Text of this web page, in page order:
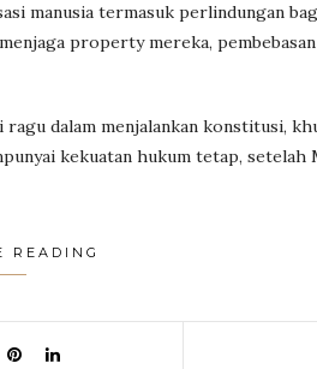
manusia termasuk perlindungan
property mereka,
dalam menjalankan konstitusi,
kekuatan hukum tetap, setelah
READING